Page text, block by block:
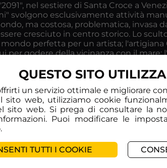
nel sestiere di Santa Croce a
svolgono esclusivamente attività
ma costosa, problematica, invasa
cresciuto in centro storico. Lo
perfetta per un artista;
godere della vicinanza con il mare;
e pittura a olio.
QUESTO SITO
un servizio ottimale e migliorare
sito web, utilizziamo cookie
sito web. Si prega di consultare la
Puoi modificare le
TUTTI I COOKIE